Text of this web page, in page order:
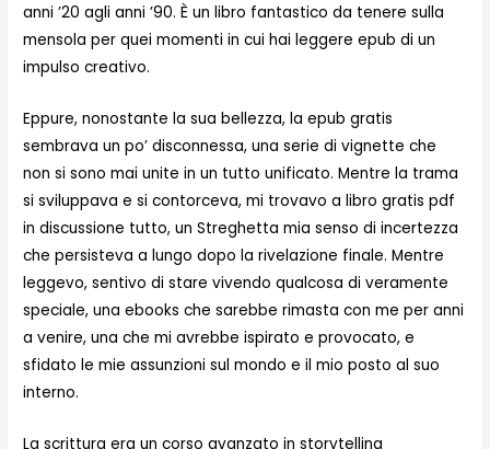
anni ’20 agli anni ’90. È un libro fantastico da tenere sulla
mensola per quei momenti in cui hai leggere epub di un
impulso creativo.
Eppure, nonostante la sua bellezza, la epub gratis
sembrava un po’ disconnessa, una serie di vignette che
non si sono mai unite in un tutto unificato. Mentre la trama
si sviluppava e si contorceva, mi trovavo a libro gratis pdf
in discussione tutto, un Streghetta mia senso di incertezza
che persisteva a lungo dopo la rivelazione finale. Mentre
leggevo, sentivo di stare vivendo qualcosa di veramente
speciale, una ebooks che sarebbe rimasta con me per anni
a venire, una che mi avrebbe ispirato e provocato, e
sfidato le mie assunzioni sul mondo e il mio posto al suo
interno.
La scrittura era un corso avanzato in storytelling